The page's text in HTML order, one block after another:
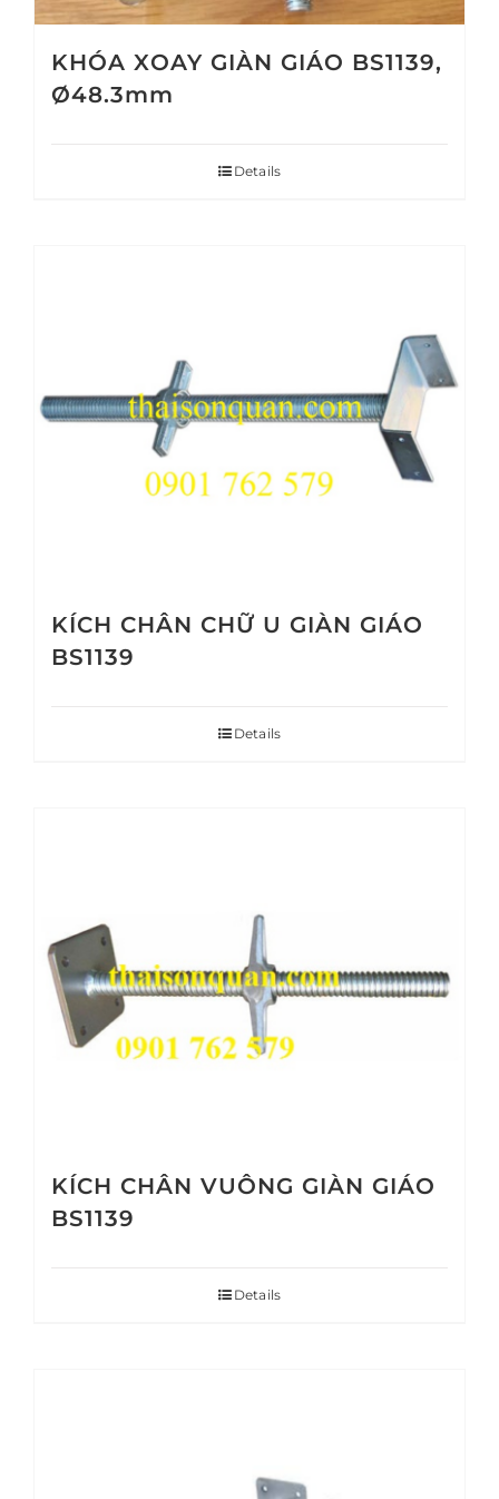
KHÓA XOAY GIÀN GIÁO BS1139,
Ø48.3mm
Details
KÍCH CHÂN CHỮ U GIÀN GIÁO
BS1139
Details
KÍCH CHÂN VUÔNG GIÀN GIÁO
BS1139
Details